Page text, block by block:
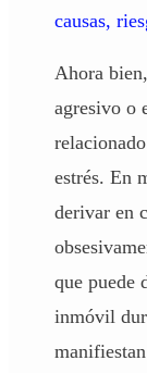
causas,
Ahora
agresivo o
estrés. En
derivar en
que puede
inmóvil